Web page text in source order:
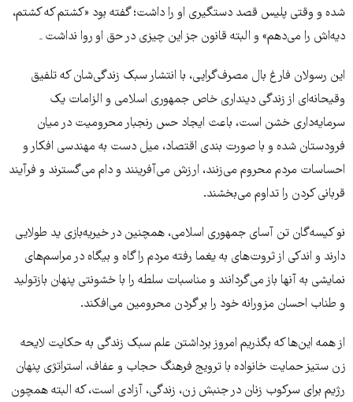
شده و وقتی پلیس قصد دستگیری او را داشت؛ گفته بود «کشتم که کشتم،
دیه‌اش را می‌دهم» و البته قانون جز این چیزی در حق او روا نداشت۔
این رسولان فارغ بال مصرف‌گرایی، با انتشار سبک زندگی‌شان که تلفیق
وقیحانه‌ای از زندگی دینداری خاص جمهوری اسلامی و الزامات یک
سرمایه‌داری خشن است، باعث ایجاد حس رنجبار محرومیت در میان
فرودستان شده و با صورت بندی اقتصاد، میل دست به مهندسی افکار و
احساسات مردم محروم می‌زنند، ارزش می‌آفرینند و دام می‌گسترند و فرآیند
قربانی کردن را تداوم می‌بخشند.
نو کیسه‌گان تن آسای جمهوری اسلامی، همچنین در خیریه‌بازی ید طولایی
دارند و اندکی از ثروت‌های به یغما رفته مردم را گاه و بیگاه در مراسم‌های
نمایشی به آنها باز می‌گردانند و مناسبات سلطه را با خشونتی پنهان بازتولید
و طناب احسان مزورانه خود را بر گردن محرومین می‌افکند.
از همه این‌ها که بگذریم امروز برداشتن علم سبک زندگی به حکایت لایحه
زن ستیز حمایت خانواده با ترویج فرهنگ حجاب و عفاف، استراتژی پنهان
رژیم برای سرکوب زنان در جنبش زن، زندگی، آزادی است، که البته همچون